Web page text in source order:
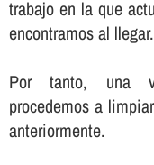
trabajo en la que
encontramos al llegar.
Por tanto, una
procedemos a
anteriormente.